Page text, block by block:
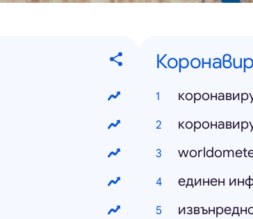
единен